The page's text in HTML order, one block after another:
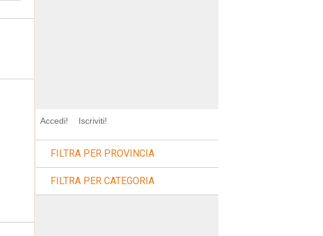
Accedi! Iscriviti!
FILTRA PER PROVINCIA
FILTRA PER CATEGORIA